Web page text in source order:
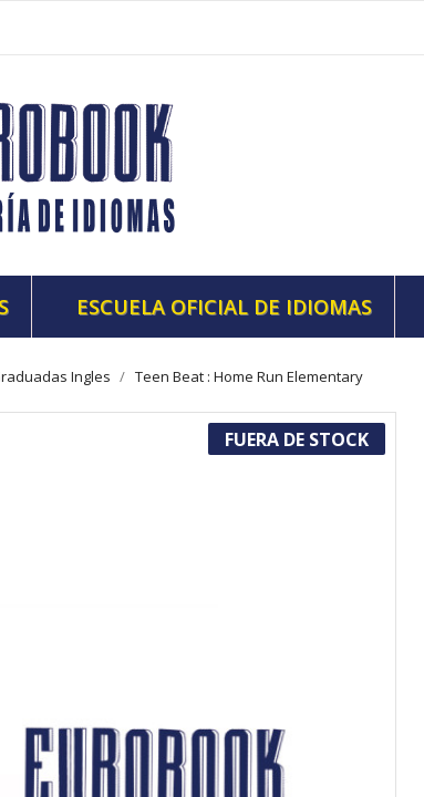
ESCUELA OFICIAL DE IDIOMAS
Ingles Teen Beat : Home Run Elementary
FUERA DE STOCK